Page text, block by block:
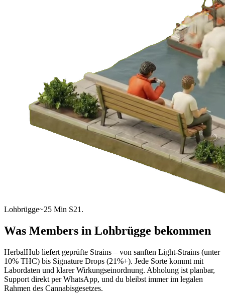
Lohbrügge~25 Min S21.
Was Members in Lohbrügge bekommen
HerbalHub liefert geprüfte Strains – von sanften Light-Strains (unter
10% THC) bis Signature Drops (21%+). Jede Sorte kommt mit
Labordaten und klarer Wirkungseinordnung. Abholung ist planbar,
Support direkt per WhatsApp, und du bleibst immer im legalen
Rahmen des Cannabisgesetzes.